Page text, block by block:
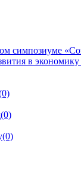
симпозиуме
в
(0)
(0)